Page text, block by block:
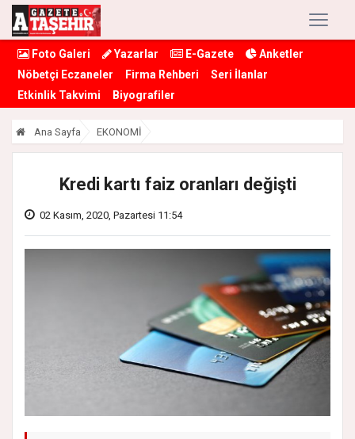
Foto Galeri Yazarlar E-Gazete
Anketler
Nöbetçi Eczaneler
Firma Rehberi
Seri İlanlar
Etkinlik Takvimi
Biyografiler
Ana Sayfa EKONOMİ
Kredi kartı faiz oranları değişti
02 Kasım, 2020, Pazartesi 11:54